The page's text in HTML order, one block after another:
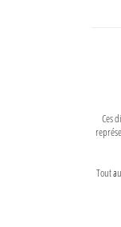
Ces
Tout